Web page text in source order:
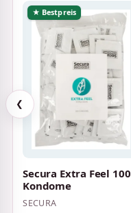
❮
★ Bestpreis
Secura Extra Feel 100
Kondome
SECURA